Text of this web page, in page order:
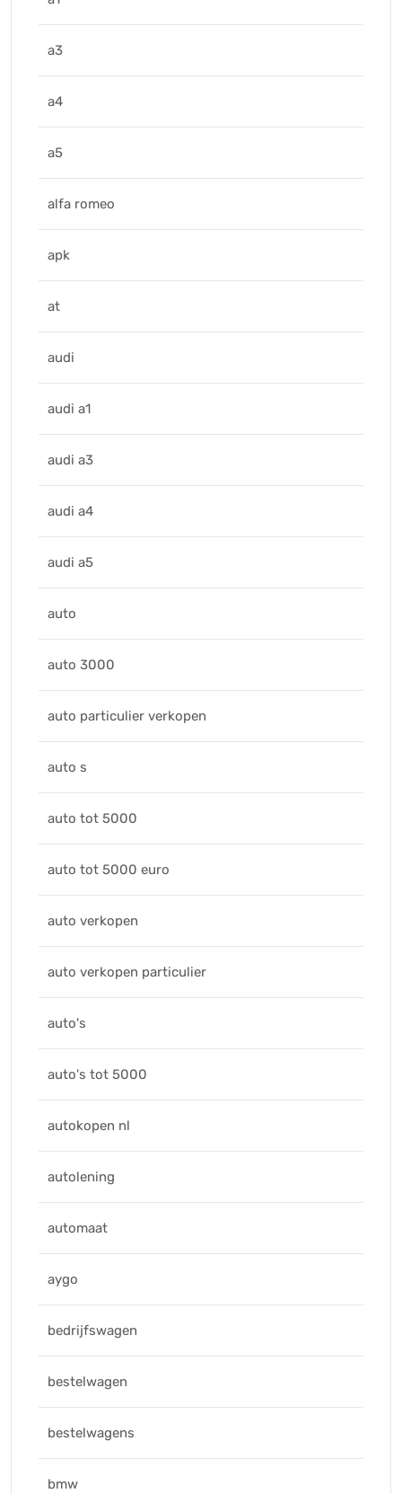
a3
a4
a5
alfa romeo
apk
at
audi
audi a1
audi a3
audi a4
audi a5
auto
auto 3000
auto particulier verkopen
auto s
auto tot 5000
auto tot 5000 euro
auto verkopen
auto verkopen particulier
auto's
auto's tot 5000
autokopen nl
autolening
automaat
aygo
bedrijfswagen
bestelwagen
bestelwagens
bmw